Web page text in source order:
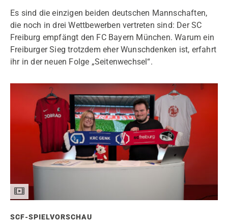
Es sind die einzigen beiden deutschen Mannschaften,
die noch in drei Wettbewerben vertreten sind: Der SC
Freiburg empfängt den FC Bayern München. Warum ein
Freiburger Sieg trotzdem eher Wunschdenken ist, erfahrt
ihr in der neuen Folge „Seitenwechsel“.
SCF-SPIELVORSCHAU